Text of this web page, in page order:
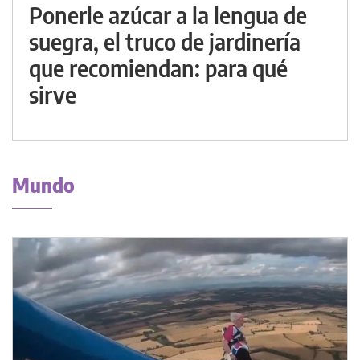
Ponerle azúcar a la lengua de
suegra, el truco de jardinería
que recomiendan: para qué
sirve
Mundo